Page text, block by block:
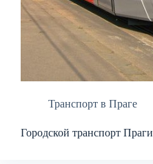
Транспорт в Праге
Городской транспорт Праги